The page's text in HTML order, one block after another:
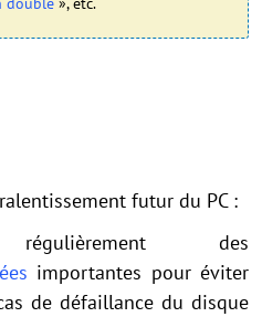
futur du PC :
des
importantes pour éviter
de défaillance du disque